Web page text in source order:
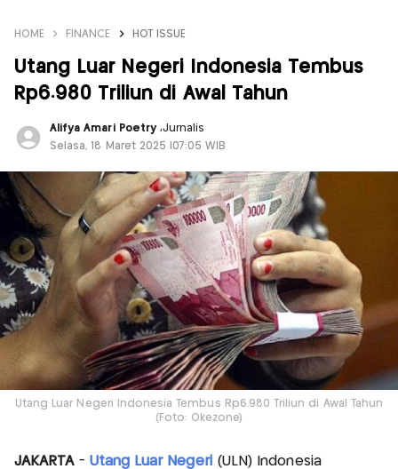
HOME FINANCE HOT ISSUE
Utang Luar Negeri Indonesia Tembus
Rp6.980 Triliun di Awal Tahun
Alifya Amari Poetry ,Jurnalis
Selasa, 18 Maret 2025 |07:05 WIB
Utang Luar Negeri Indonesia Tembus Rp6.980 Triliun di Awal Tahun
(Foto: Okezone)
JAKARTA - Utang Luar Negeri(ULN) Indonesia